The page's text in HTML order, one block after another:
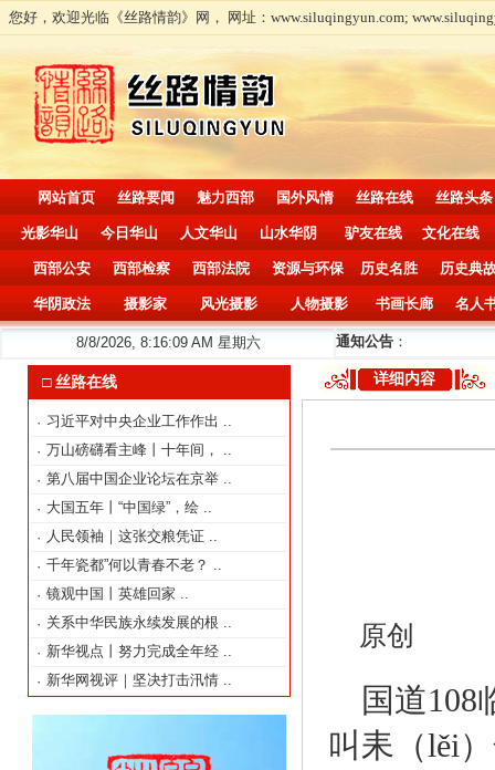
您好，欢迎光临《丝路情韵》网， 网址：www.siluqingyun.com;
网站首页 丝路要闻 魅力西部 国外风情 丝路在线 丝路头条
光影华山 今日华山 人文华山 山水华阴 驴友在线 文化在线
西部公安 西部检察 西部法院 资源与环保 历史名胜 历史典
华阴政法 摄影家 风光摄影 人物摄影 书画长廊 名人
8/8/2026, 8:16:10 AM 星期六 通知公告 ：
□ 丝路在线
· 习近平对中央企业工作作出 ..
· 万山磅礴看主峰丨十年间， ..
· 第八届中国企业论坛在京举 ..
· 大国五年丨“中国绿”，绘 ..
· 人民领袖｜这张交粮凭证 ..
· 千年瓷都”何以青春不老？ ..
· 镜观中国丨英雄回家 ..
· 关系中华民族永续发展的根 ..
· 新华视点丨努力完成全年经 ..
· 新华网视评｜坚决打击汛情 ..
详细内容
原创
国道
叫耒（lěi